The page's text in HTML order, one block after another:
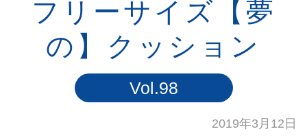
フリーサイズ【夢
の】クッション
Vol.98
2019年3月12日